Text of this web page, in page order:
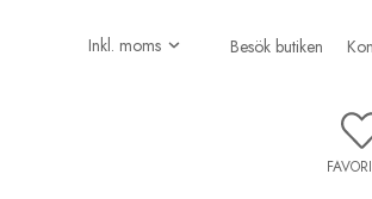
Besök butiken